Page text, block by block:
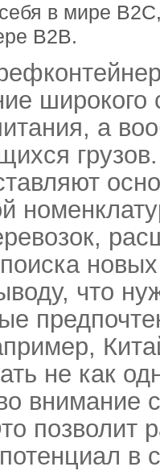
в мире
B2B.
широкого
а
что
не как
внимание
позволит
в